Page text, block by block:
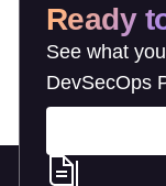
Ready
See what
DevSecOps